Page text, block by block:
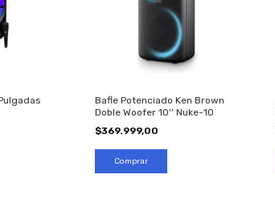
Bafle Potenciado Ken Brown
Doble Woofer 10'' Nuke-10
$369.999,00